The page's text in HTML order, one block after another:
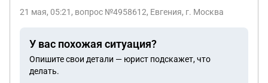
сумму 1200000, по устной договоренности должен
потом перестал, начались просрочки, я какое-то
время платила сама. По состоянию здоровья
пришлось уволиться с работы. Мой единственный
21 мая, 05:21 , вопрос №4958612, Евгения, г. Москва
У вас похожая ситуация?
Опишите свои детали — юрист подскажет, что
делать.